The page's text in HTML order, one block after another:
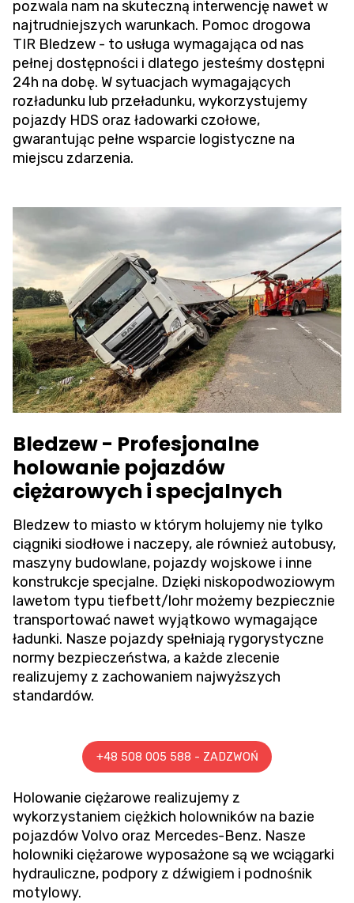
pozwala nam na skuteczną interwencję nawet w
najtrudniejszych warunkach. Pomoc drogowa
TIR Bledzew - to usługa wymagająca od nas
pełnej dostępności i dlatego jesteśmy dostępni
24h na dobę. W sytuacjach wymagających
rozładunku lub przeładunku, wykorzystujemy
pojazdy HDS oraz ładowarki czołowe,
gwarantując pełne wsparcie logistyczne na
miejscu zdarzenia.
Bledzew - Profesjonalne
holowanie pojazdów
ciężarowych i specjalnych
Bledzew to miasto w którym holujemy nie tylko
ciągniki siodłowe i naczepy, ale również autobusy,
maszyny budowlane, pojazdy wojskowe i inne
konstrukcje specjalne. Dzięki niskopodwoziowym
lawetom typu tiefbett/lohr możemy bezpiecznie
transportować nawet wyjątkowo wymagające
ładunki. Nasze pojazdy spełniają rygorystyczne
normy bezpieczeństwa, a każde zlecenie
realizujemy z zachowaniem najwyższych
standardów.
+48 508 005 588 - ZADZWOŃ
Holowanie ciężarowe realizujemy z
wykorzystaniem ciężkich holowników na bazie
pojazdów Volvo oraz Mercedes-Benz. Nasze
holowniki ciężarowe wyposażone są we wciągarki
hydrauliczne, podpory z dźwigiem i podnośnik
motylowy.